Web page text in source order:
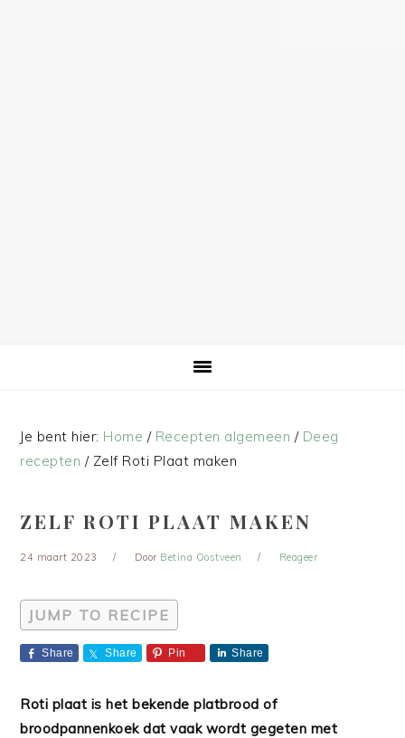
Je bent hier: Home / Recepten algemeen / Deeg
recepten /Zelf Roti Plaat maken
ZELF ROTI PLAAT MAKEN
24 maart 2023 Door Betina Oostveen Reageer
JUMP TO RECIPE
Share Share Pin Share
Roti plaat is het bekende platbrood of
broodpannenkoek dat vaak wordt gegeten met